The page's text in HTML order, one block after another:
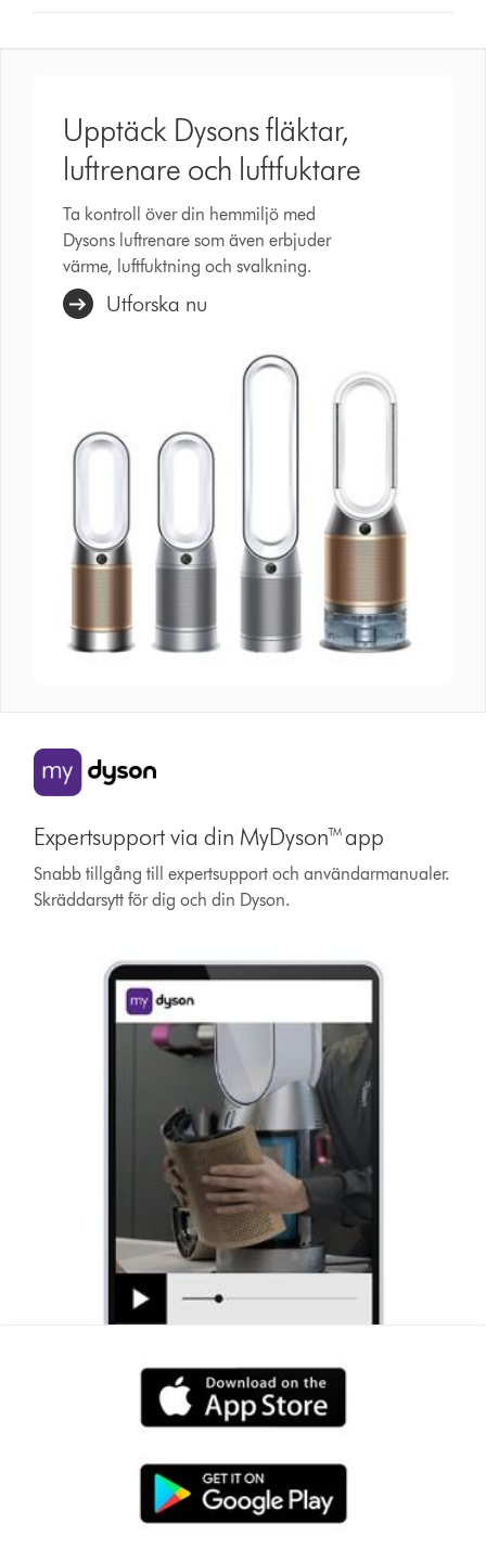
Upptäck Dysons fläktar,
luftrenare och luftfuktare
Ta kontroll över din hemmiljö med
Dysons luftrenare som även erbjuder
värme, luftfuktning och svalkning.
Utforska nu
Expertsupport via din MyDyson™ app
Snabb tillgång till expertsupport och användarmanualer.
Skräddarsytt för dig och din Dyson.